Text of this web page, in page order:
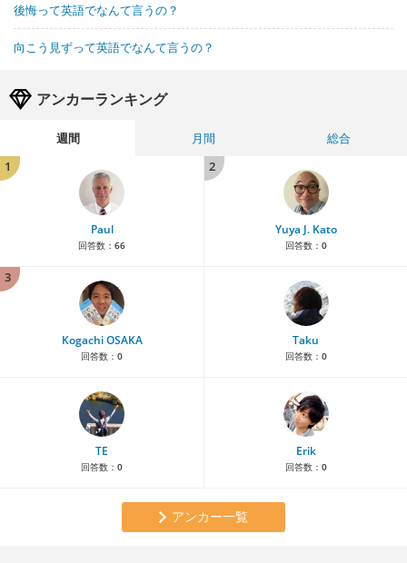
後悔って英語でなんて言うの？
向こう見ずって英語でなんて言うの？
アンカーランキング
週間 月間
総合
1
Paul
回答数： 66
2
Yuya J. Kato
回答数： 0
3
Kogachi OSAKA
回答数： 0
Taku
回答数： 0
TE
回答数： 0
Erik
回答数： 0
アンカー一覧